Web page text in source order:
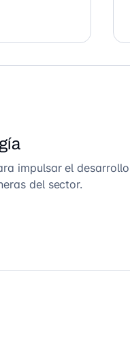
impulsar el
del sector.